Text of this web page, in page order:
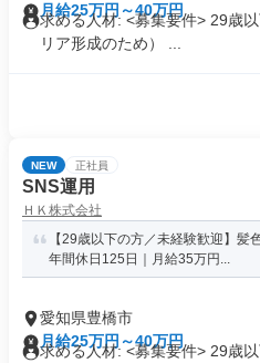
月給25万円～40万円
求める人材: <募集要件> 29歳
リア形成のため） ...
NEW 正社員
SNS運用
ＨＫ株式会社
【29歳以下の方／未経験歓迎】髪
年間休日125日｜月給35万円...
愛知県豊橋市
月給25万円～40万円
求める人材: <募集要件> 29歳